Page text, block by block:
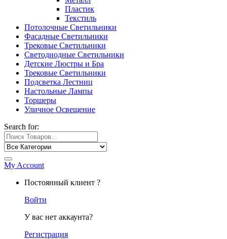
Пластик
Текстиль
Потолочные Светильники
Фасадные Светильники
Трековые Светильники
Светодиодные Светильники
Детские Люстры и Бра
Трековые Светильники
Подсветка Лестниц
Настольные Лампы
Торшеры
Уличное Освещение
Search for:
My Account
Постоянный клиент ?
Войти
У вас нет аккаунта?
Регистрация